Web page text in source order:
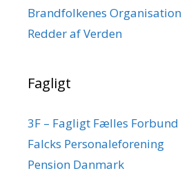
Brandfolkenes Organisation
Redder af Verden
Fagligt
3F – Fagligt Fælles Forbund
Falcks Personaleforening
Pension Danmark